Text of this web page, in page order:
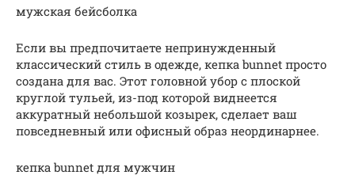
мужская бейсболка
Если вы предпочитаете непринужденный
классический стиль в одежде, кепка bunnet просто
создана для вас. Этот головной убор с плоской
круглой тульей, из-под которой виднеется
аккуратный небольшой козырек, сделает ваш
повседневный или офисный образ неординарнее.
кепка bunnet для мужчин